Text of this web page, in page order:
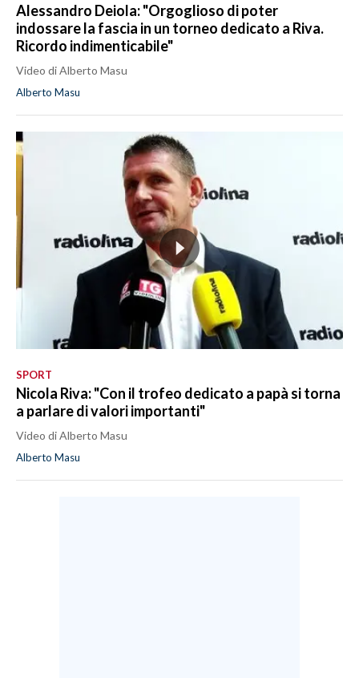
Alessandro Deiola: "Orgoglioso di poter
indossare la fascia in un torneo dedicato a Riva.
Ricordo indimenticabile"
Video di Alberto Masu
Alberto Masu
SPORT
Nicola Riva: "Con il trofeo dedicato a papà si torna
a parlare di valori importanti"
Video di Alberto Masu
Alberto Masu